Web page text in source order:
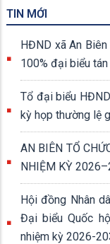
TIN MỚI
HĐND xã An
100% đại biểu tán
Tổ đại biểu
kỳ họp thường lệ
AN BIÊN TỔ
NHIỆM KỲ
Hội đồng Nhân
Đại biểu Quốc
nhiệm kỳ 2026-